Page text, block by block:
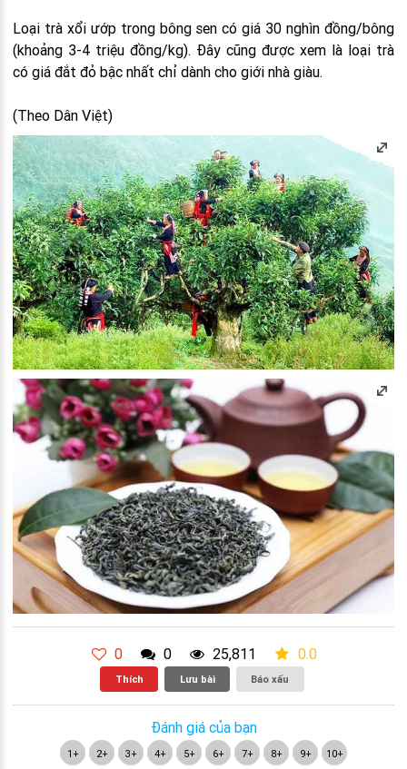
Loại trà xổi ướp trong bông sen có giá 30 nghìn đồng/bông
(khoảng 3-4 triệu đồng/kg). Đây cũng được xem là loại trà
có giá đắt đỏ bậc nhất chỉ dành cho giới nhà giàu.
(Theo Dân Việt)
0 0 25,811 0.0
Thích Lưu bài Báo xấu
Đánh giá của bạn
1+ 2+ 3+ 4+ 5+ 6+ 7+ 8+ 9+ 10+